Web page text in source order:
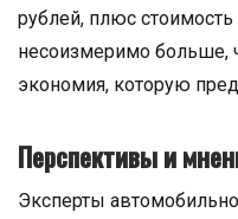
рублей, плюс стоимость
несоизмеримо больше,
экономия, которую
Перспективы и
Эксперты